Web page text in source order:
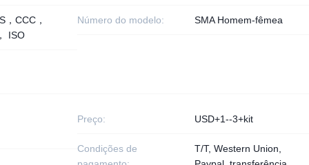
，CCC，
ISO
Número do modelo: SMA Homem-fêmea
Preço: USD+1--3+kit
Condições de
T/T, Western Union,